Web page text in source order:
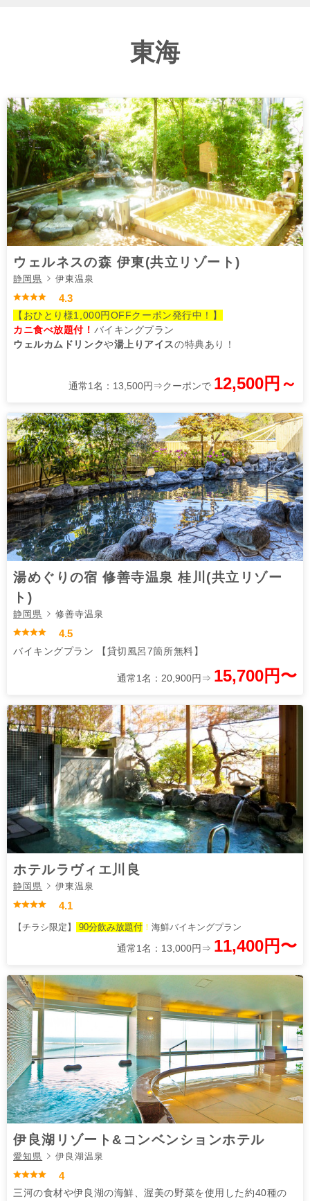
東海
ウェルネスの森 伊東(共立リゾート)
静岡県 伊東温泉
4.3
【おひとり様1,000円OFFクーポン発行中！】
カニ食べ放題付！ バイキングプラン
ウェルカムドリンクや湯上りアイスの特典あり！
通常1名：13,500円⇒クーポンで 12,500円～
湯めぐりの宿 修善寺温泉 桂川(共立リゾー
ト)
静岡県 修善寺温泉
4.5
バイキングプラン 【貸切風呂7箇所無料】
通常1名：20,900円⇒ 15,700円〜
ホテルラヴィエ川良
静岡県 伊東温泉
4.1
【チラシ限定】 90分飲み放題付 ！海鮮バイキングプラン
通常1名：13,000円⇒ 11,400円〜
伊良湖リゾート&コンベンションホテル
愛知県 伊良湖温泉
4
三河の食材や伊良湖の海鮮、渥美の野菜を使用した約40種の